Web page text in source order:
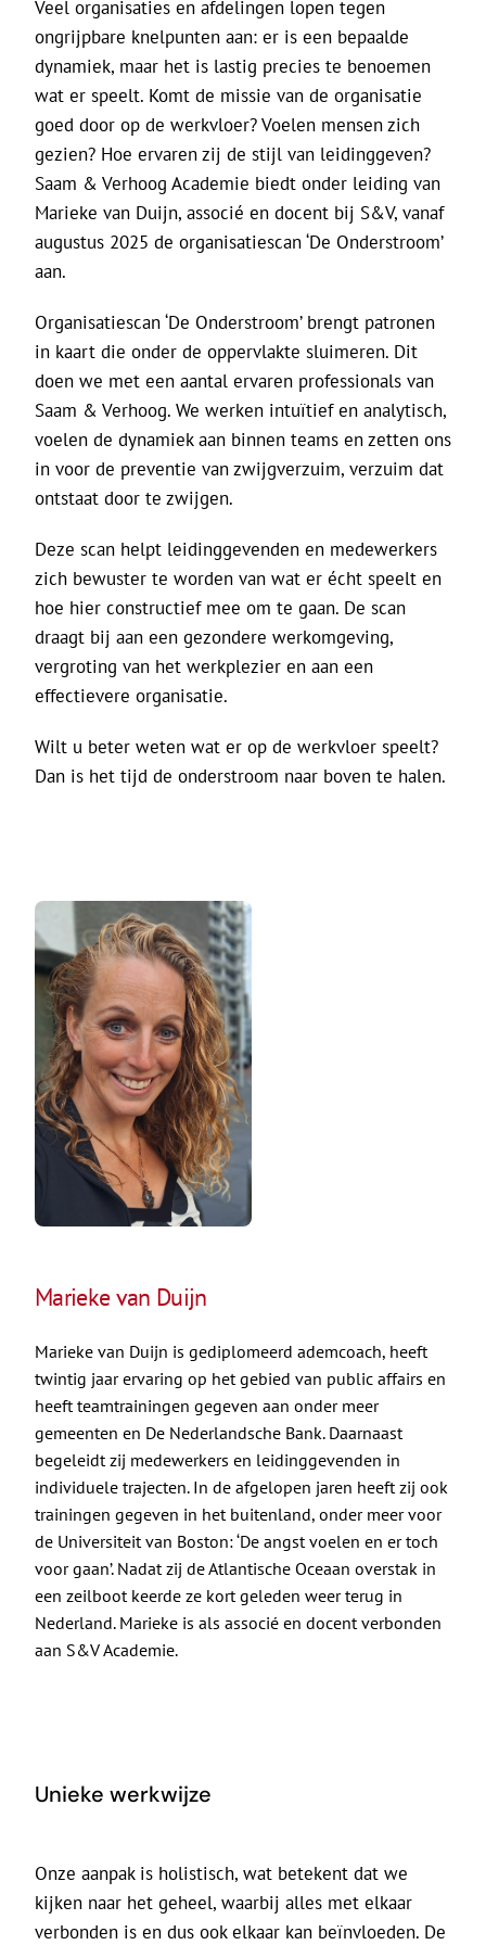
Raadgevers
Actueel
Contact
Veel organisaties en afdelingen lopen tegen
ongrijpbare knelpunten aan: er is een bepaalde
dynamiek, maar het is lastig precies te benoemen
wat er speelt. Komt de missie van de organisatie
goed door op de werkvloer? Voelen mensen zich
gezien? Hoe ervaren zij de stijl van leidinggeven?
Saam & Verhoog Academie biedt onder leiding van
Marieke van Duijn, associé en docent bij S&V, vanaf
augustus 2025 de organisatiescan ‘De Onderstroom’
aan.
Organisatiescan ‘De Onderstroom’ brengt patronen
in kaart die onder de oppervlakte sluimeren. Dit
doen we met een aantal ervaren professionals van
Saam & Verhoog. We werken intuïtief en analytisch,
voelen de dynamiek aan binnen teams en zetten ons
in voor de preventie van zwijgverzuim, verzuim dat
ontstaat door te zwijgen.
Deze scan helpt leidinggevenden en medewerkers
zich bewuster te worden van wat er écht speelt en
hoe hier constructief mee om te gaan. De scan
draagt bij aan een gezondere werkomgeving,
vergroting van het werkplezier en aan een
effectievere organisatie.
Wilt u beter weten wat er op de werkvloer speelt?
Dan is het tijd de onderstroom naar boven te halen.
Marieke van Duijn
Marieke van Duijn is gediplomeerd ademcoach, heeft
twintig jaar ervaring op het gebied van public affairs en
heeft teamtrainingen gegeven aan onder meer
gemeenten en De Nederlandsche Bank. Daarnaast
begeleidt zij medewerkers en leidinggevenden in
individuele trajecten. In de afgelopen jaren heeft zij ook
trainingen gegeven in het buitenland, onder meer voor
de Universiteit van Boston: ‘De angst voelen en er toch
voor gaan’. Nadat zij de Atlantische Oceaan overstak in
een zeilboot keerde ze kort geleden weer terug in
Nederland. Marieke is als associé en docent verbonden
aan S&V Academie.
Unieke werkwijze
Onze aanpak is holistisch, wat betekent dat we
kijken naar het geheel, waarbij alles met elkaar
verbonden is en dus ook elkaar kan beïnvloeden. De